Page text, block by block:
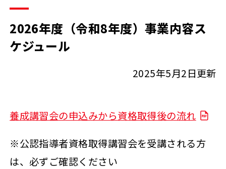
2026年度（令和8年度）事業内容ス
ケジュール
2025年5月2日更新
養成講習会の申込みから資格取得後の流れ
※公認指導者資格取得講習会を受講される方
は、必ずご確認ください